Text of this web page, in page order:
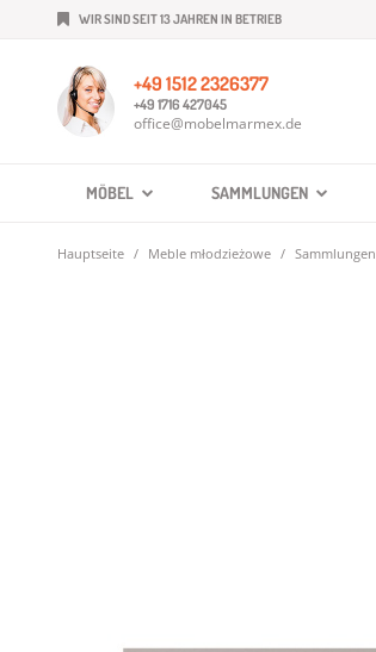
WIR SIND SEIT 13 JAHREN IN BETRIEB
+49 1512 2326377
+49 1716 427045
office@mobelmarmex.de
MÖBEL SAMMLUNGEN
Hauptseite Meble młodzieżowe Sammlungen